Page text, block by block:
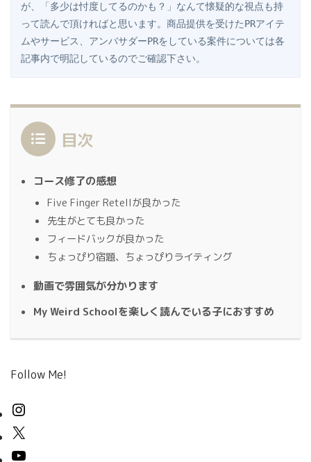
が、「多少は忖度してるのかも？」なんて懐疑的な視点も持
って読んで頂ければと思います。商品提供を受けたPRアイテ
ムやサービス、アンバサダーPRをしている案件については各
記事内で明記しているのでご確認下さい。
目次
コース修了の感想
Five Finger Retellが良かった
先生がとても良かった
フィードバックが良かった
ちょっぴり宿題、ちょっぴりライティング
動画で雰囲気が分かります
My Weird Schoolを楽しく読んでいる子におすすめ
Follow Me!